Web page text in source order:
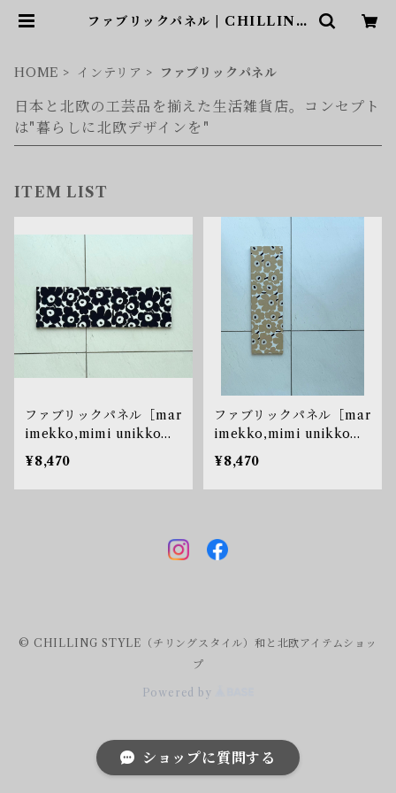
ファブリックパネル | CHILLING
HOME
インテリア ファブリックパネル
日本と北欧の工芸品を揃えた生活雑貨店。コンセプト
は"暮らしに北欧デザインを"
ITEM LIST
ファブリックパネル［mar
imekko,mimi unikko
（ウニッコ）/ケシの花］
ブラック＆ホワイト
¥8,470
ファブリックパネル［mar
imekko,mimi unikko
（ウニッコ）/ケシの花］
ベージュ×ネイビー
¥8,470
© CHILLING STYLE（チリングスタイル）和と北欧アイテムショッ
プ
Powered by
ショップに質問する